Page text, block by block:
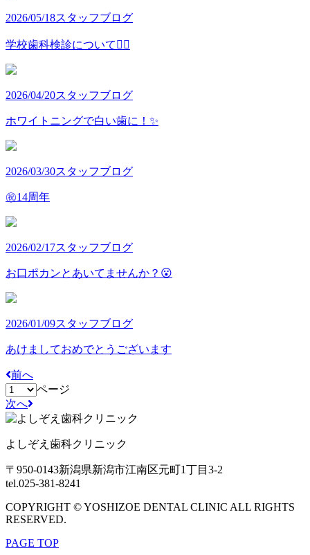
2026/05/18スタッフブログ
学校歯科検診について👩‍⚕️
2026/04/20スタッフブログ
ホワイトニングで白い歯に！✨
2026/03/30スタッフブログ
㊗️14周年
2026/02/17スタッフブログ
お口ポカンとあいてませんか？😮
2026/01/09スタッフブログ
あけましておめでとうございます
前へ
ページ
次へ
よしぞえ歯科クリニック
〒950-0143新潟県新潟市江南区元町1丁目3-2
tel.025-381-8241
COPYRIGHT © YOSHIZOE DENTAL CLINIC ALL RIGHTS
RESERVED.
PAGE TOP